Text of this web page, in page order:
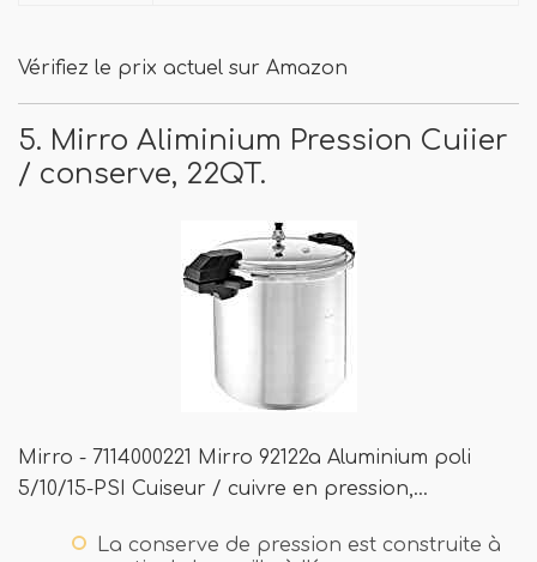
Vérifiez le prix actuel sur Amazon
5. Mirro Aliminium Pression Cuiier
/ conserve, 22QT.
Mirro - 7114000221 Mirro 92122a Aluminium poli
5/10/15-PSI Cuiseur / cuivre en pression,…
La conserve de pression est construite à